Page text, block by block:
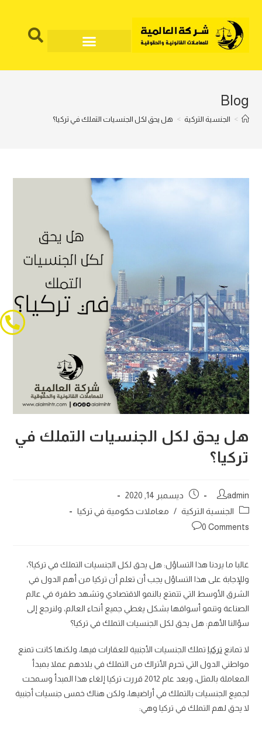
Blog
> الجنسية التركية > هل يحق لكل الجنسيات التملك في تركيا؟
هل يحق لكل الجنسيات التملك في
تركيا؟
admin
ديسمبر 14, 2020
الجنسية التركية / معاملات حكومية في تركيا
0 Comments
غالبا ما يردنا هذا التساؤل: هل يحق لكل الجنسيات التملك في تركيا؟،
وللإجابة على هذا التساؤل يجب أن تعلم أن تركيا من أهم الدول في
الشرق الأوسط التي تتمتع بالنمو الاقتصادي وتشهد طفرة في عالم
الصناعة وتنمو أسواقها بشكل يغطي جميع أنحاء العالم، ولنرجع إلى
سؤالنا الأهم: هل يحق لكل الجنسيات التملك في تركيا؟
لا تمانع تركيا تملك الجنسيات الأجنبية للعقارات فيها، ولكنها كانت تمنع
مواطني الدول التي تحرم الأتراك من التملك في بلادهم عملا بمبدأ
المعاملة بالمثل، وبعد عام 2012 قررت تركيا إلغاء هذا المبدأ وسمحت
لجميع الجنسيات بالتملك في أراضيها، ولكن هناك خمس جنسيات أجنبية
لا يحق لهم التملك في تركيا وهي: